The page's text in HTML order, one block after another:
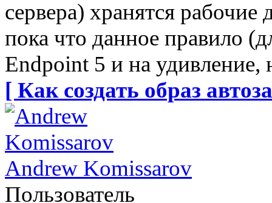
сервера) хранятся
пока что данное правило
Endpoint 5 и на удивление,
[ Как создать образ
Andrew Komissarov
Пользователь